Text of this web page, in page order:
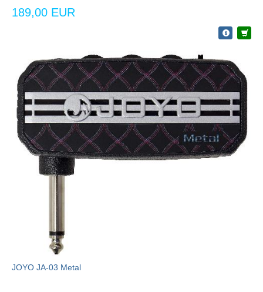
189,00 EUR
JOYO JA-03 Metal